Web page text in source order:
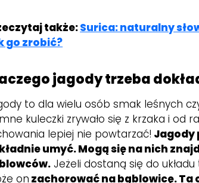
także:Surica: naturalny
go zrobić?
jagody trzeba
to dla wielu osób smak leśnych
kuleczki zrywało się z krzaka i od
lepiej nie powtarzać! Jagody
umyć. Mogą się na nich
Jeżeli dostaną się do
on zachorować na bąblowicę. Ta